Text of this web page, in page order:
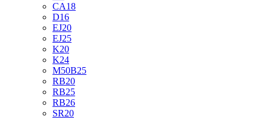
CA18
D16
EJ20
EJ25
K20
K24
M50B25
RB20
RB25
RB26
SR20